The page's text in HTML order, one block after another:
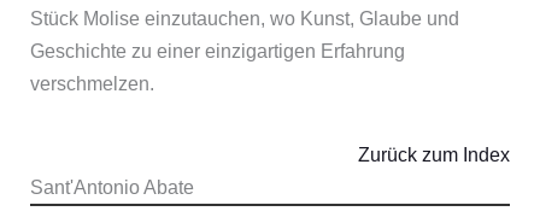
Stück Molise einzutauchen, wo Kunst, Glaube und
Geschichte zu einer einzigartigen Erfahrung
verschmelzen.
Sant'Antonio Abate
Zurück zum Index